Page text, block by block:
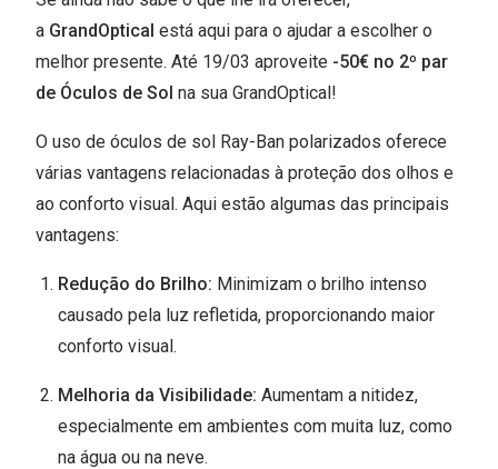
a GrandOptical está aqui para o ajudar a escolher o
melhor presente. Até 19/03 aproveite -50€ no 2º par
de Óculos de Sol na sua GrandOptical!
O uso de óculos de sol Ray-Ban polarizados oferece
várias vantagens relacionadas à proteção dos olhos e
ao conforto visual. Aqui estão algumas das principais
vantagens:
Redução do Brilho: Minimizam o brilho intenso
causado pela luz refletida, proporcionando maior
conforto visual.
Melhoria da Visibilidade: Aumentam a nitidez,
especialmente em ambientes com muita luz, como
na água ou na neve.